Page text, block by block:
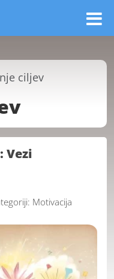
ciljev
Vezi
Motivacija